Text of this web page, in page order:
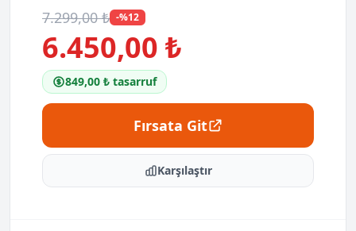
7.299,00 ₺ -%12
6.450,00 ₺
849,00 ₺ tasarruf
Fırsata Git
Karşılaştır